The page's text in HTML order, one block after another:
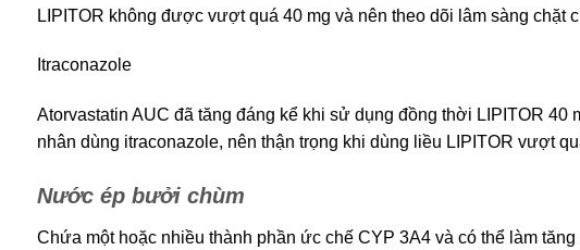
LIPITOR không được vượt quá 40 mg và nên theo dõi lâm sàng chặt
Itraconazole
Atorvastatin AUC đã tăng đáng kể khi sử dụng đồng thời LIPITOR
nhân dùng itraconazole, nên thận trọng khi dùng liều LIPITOR vượt
Nước ép bưởi chùm
Chứa một hoặc nhiều thành phần ức chế CYP 3A4 và có thể làm